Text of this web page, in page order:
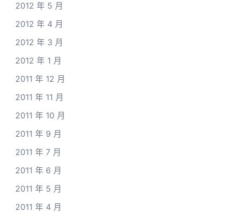
2012 年 5 月
2012 年 4 月
2012 年 3 月
2012 年 1 月
2011 年 12 月
2011 年 11 月
2011 年 10 月
2011 年 9 月
2011 年 7 月
2011 年 6 月
2011 年 5 月
2011 年 4 月